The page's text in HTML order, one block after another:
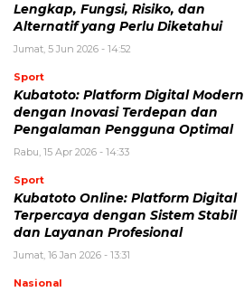
Lengkap, Fungsi, Risiko, dan
Alternatif yang Perlu Diketahui
Jumat, 5 Jun 2026 - 14:52
Sport
Kubatoto: Platform Digital Modern
dengan Inovasi Terdepan dan
Pengalaman Pengguna Optimal
Rabu, 15 Apr 2026 - 14:33
Sport
Kubatoto Online: Platform Digital
Terpercaya dengan Sistem Stabil
dan Layanan Profesional
Jumat, 16 Jan 2026 - 13:31
Nasional